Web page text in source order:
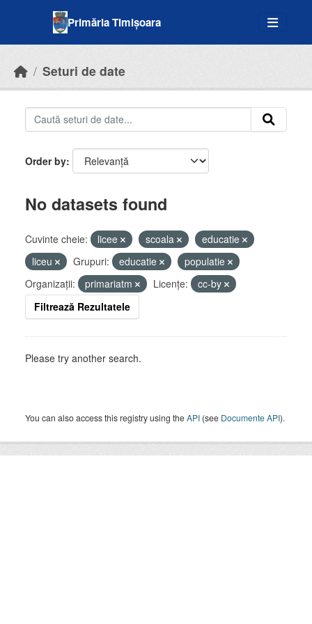
Primăria Timișoara
Seturi de date
Order by
No datasets found
Cuvinte cheie: licee scoala
educatie
liceu
Grupuri: educatie
populatie
Organizații:
primariatm Licenţe:
cc-by
Filtrează Rezultatele
Please try another search.
You can also access this registry using theAPI (see Documente API).